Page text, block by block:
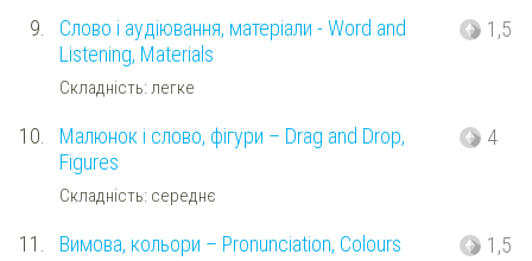
9.
Слово і аудіювання, матеріали - Word and
Listening, Materials
Складність: легке
1,5
10.
Малюнок і слово, фігури – Drag and Drop,
Figures
Складність: середнє
4
11. Вимова, кольори – Pronunciation, Colours 1,5